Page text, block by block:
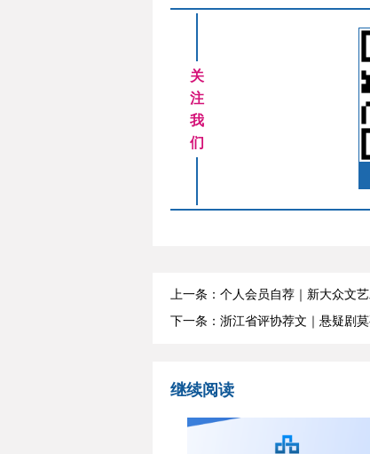
关
注
我
们
上一条：个人会员自荐｜新大众文
下一条：浙江省评协荐文｜悬疑剧
继续阅读